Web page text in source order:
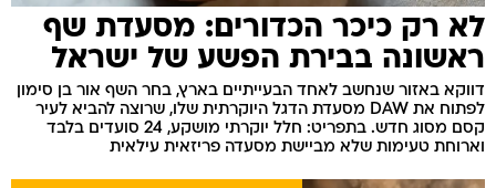
לא רק כיכר הכדורים: מסעדת שף
ראשונה בבירת הפשע של ישראל
דווקא באזור שנחשב לאחד הבעייתיים בארץ, בחר השף אור בן סימון
לפתוח את DAW מסעדת הדגל היוקרתית שלו, שרוצה להביא לעיר
קסם מסוג חדש. בתפריט: חלל יוקרתי מושקע, 24 סועדים בלבד
וארוחת טעימות שלא מביישת מסעדה פריזאית עילאית